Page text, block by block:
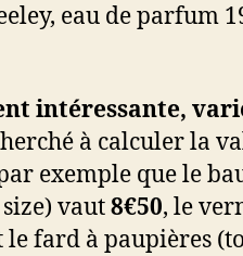
eau de parfum
intéressante,
à calculer la
exemple que le
vaut8€50, le
le fard à paupières